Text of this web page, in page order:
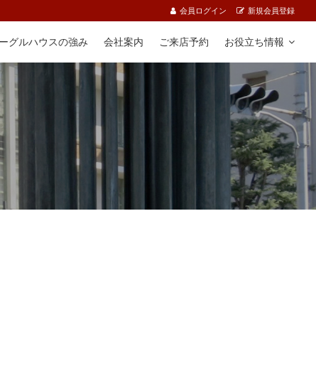
会員ログイン 新規会員登録
グルハウスの強み 会社案内 ご来店予約 お役立ち情報